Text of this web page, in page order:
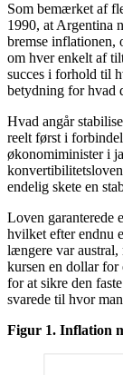
Som bemærket af
1990, at Argentina
bremse inflationen,
om hver enkelt af
succes i forhold til
betydning for hvad
Hvad angår
reelt først i
økonomiminister i
endelig skete en
Loven garanterede
hvilket efter endnu
længere var austral,
kursen en dollar for
for at sikre den
svarede til hvor
Figur 1. Inflation